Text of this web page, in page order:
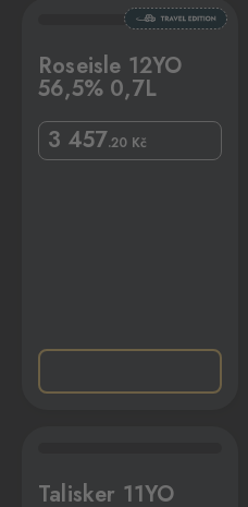
Roseisle 12YO
56,5% 0,7L
3 457.20 Kč
Royal Salute 25YO 40% 0,7L
Talisker 11YO